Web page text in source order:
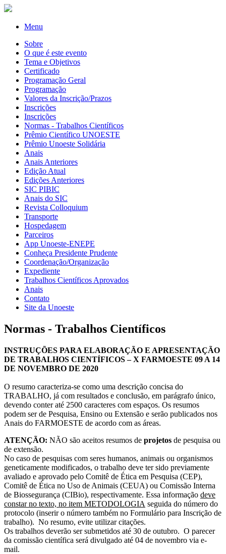
Menu
Sobre
O que é este evento
Tema e Objetivos
Certificado
Programação Geral
Programação
Valores da Inscrição/Prazos
Inscrições
Inscrições
Normas - Trabalhos Científicos
Prêmio Científico UNOESTE
Prêmio Unoeste Solidária
Anais
Anais Anteriores
Edição Atual
Edições Anteriores
SIC PIBIC
Anais do SIC
Revista Colloquium
Transporte
Hospedagem
Parceiros
App Unoeste-ENEPE
Conheça Presidente Prudente
Coordenação/Organização
Expediente
Trabalhos Científicos Aprovados
Anais
Contato
Site da Unoeste
Normas - Trabalhos Científicos
INSTRUÇÕES PARA ELABORAÇÃO E APRESENTAÇÃO
DE TRABALHOS CIENTÍFICOS – X FARMOESTE 09 A 14
DE NOVEMBRO DE 2020
O resumo caracteriza-se como uma descrição concisa do
TRABALHO, já com resultados e conclusão, em parágrafo único,
devendo conter até 2500 caracteres com espaços. Os resumos
podem ser de Pesquisa, Ensino ou Extensão e serão publicados nos
Anais do FARMOESTE de acordo com as áreas.
ATENÇÃO: NÃO são aceitos resumos de projetos de pesquisa ou
de extensão.
No caso de pesquisas com seres humanos, animais ou organismos
geneticamente modificados, o trabalho deve ter sido previamente
avaliado e aprovado pelo Comitê de Ética em Pesquisa (CEP),
Comitê de Ética no Uso de Animais (CEUA) ou Comissão Interna
de Biossegurança (CIBio), respectivamente. Essa informação deve
constar no texto, no item METODOLOGIA seguida do número do
protocolo (inserir o número também no Formulário para Inscrição de
trabalho). No resumo, evite utilizar citações.
Os trabalhos deverão ser submetidos até 30 de outubro. O parecer
da comissão científica será divulgado até 04 de novembro via e-
mail.